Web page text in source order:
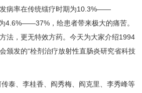
病率在传统镭疗时期为10.3%——
4.6%——37%，给患者带来极大的痛苦。
法，更无特效方药。今天为大家介绍1994
颁发的“栓剂治疗放射性直肠炎研究省科技
、李桂香、阎秀梅、阎克里、李秀峰等